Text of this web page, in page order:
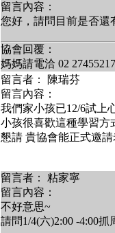
留言內容：
您好，請問目前是否還
協會回覆：
媽媽請電洽 02 27455217
留言者： 陳瑞芬
留言內容：
我們家小孩已12/6試上
小孩很喜歡這種學習方
懇請 貴協會能正式邀
留言者： 粘家寧
留言內容：
不好意思~
請問1/4(六)2:00 -4:00